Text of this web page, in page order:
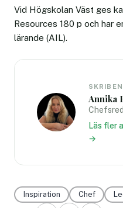
Vid Högskolan Väst ges
Resources 180 p och har
lärande (AIL).
Annika
Läs fler
→
Inspiration Chef